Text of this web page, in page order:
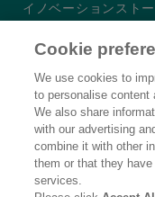
イノベーションスト
イノベーションの
花王技術図鑑
楽しくわかる花王の
ニュースリリース
Cookie
We use cookies to
to personalise content
We also share
with our advertising
combine it with other
them or that they
services.